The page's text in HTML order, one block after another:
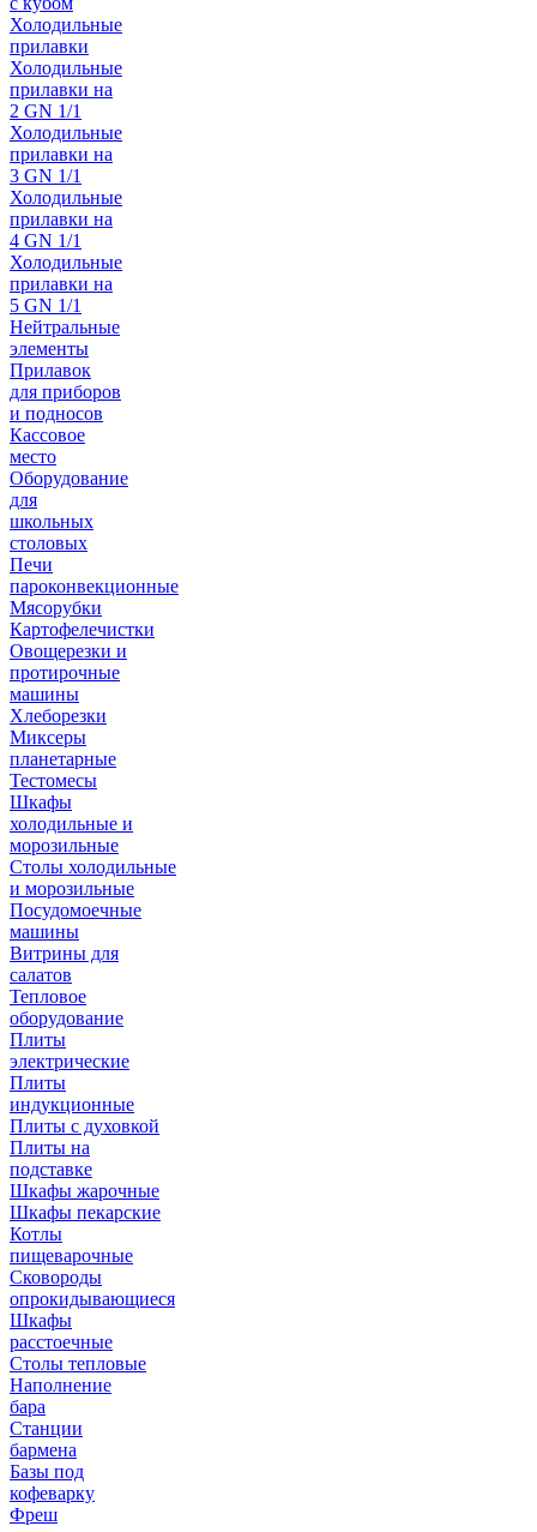
Холодильные
прилавки
Холодильные
прилавки на
2 GN 1/1
Холодильные
прилавки на
3 GN 1/1
Холодильные
прилавки на
4 GN 1/1
Холодильные
прилавки на
5 GN 1/1
Нейтральные
элементы
Прилавок
для приборов
и подносов
Кассовое
место
Оборудование
для
школьных
столовых
Печи
пароконвекционные
Мясорубки
Картофелечистки
Овощерезки и
протирочные
машины
Хлеборезки
Миксеры
планетарные
Тестомесы
Шкафы
холодильные и
морозильные
Столы холодильные
и морозильные
Посудомоечные
машины
Витрины для
салатов
Тепловое
оборудование
Плиты
электрические
Плиты
индукционные
Плиты с духовкой
Плиты на
подставке
Шкафы жарочные
Шкафы пекарские
Котлы
пищеварочные
Сковороды
опрокидывающиеся
Шкафы
расстоечные
Столы тепловые
Наполнение
бара
Станции
бармена
Базы под
кофеварку
Фреш